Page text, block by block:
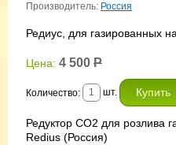
Производитель: Россия
Редиус, для газированных
Цена: 4 500 Р
Количество: шт.
Редуктор CO2 для розлива
Redius (Россия)